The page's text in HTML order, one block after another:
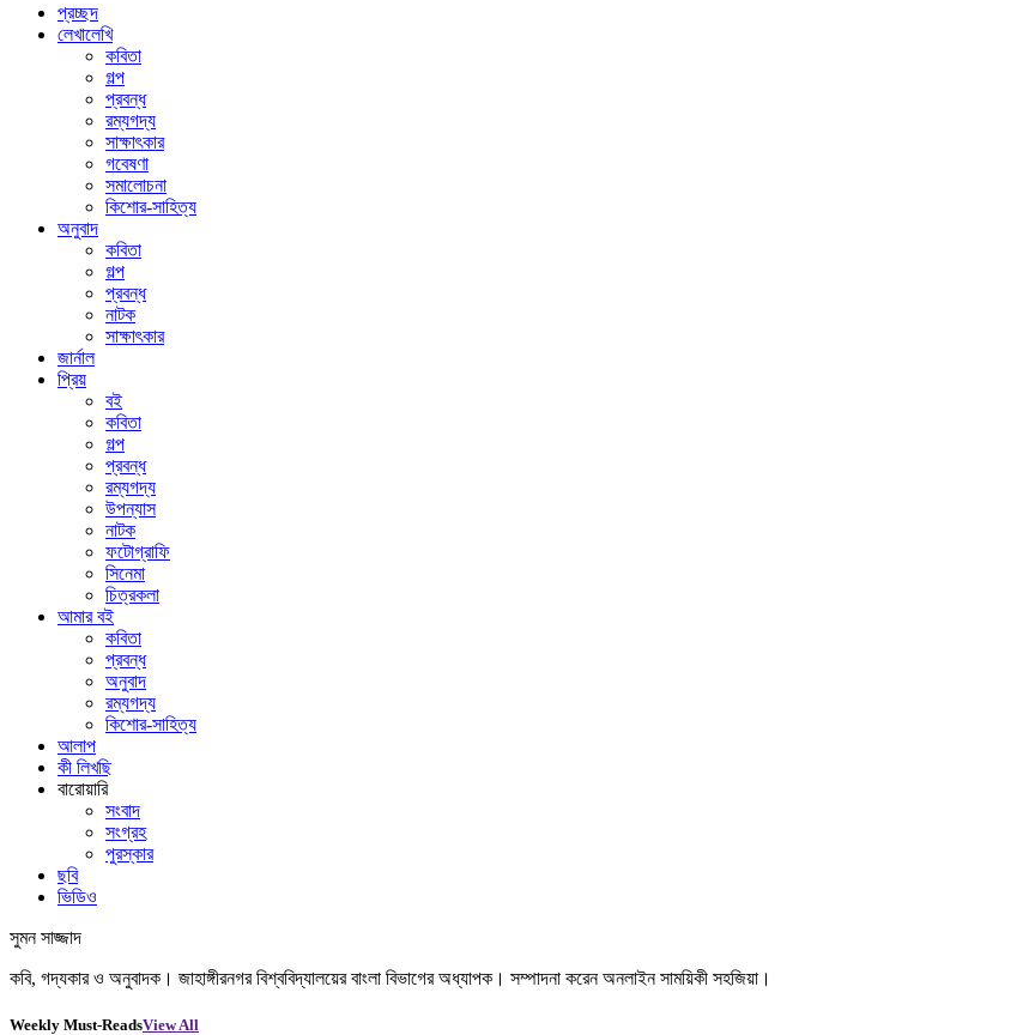
প্রচ্ছদ
লেখালেখি
কবিতা
গল্প
প্রবন্ধ
রম্যগদ্য
সাক্ষাৎকার
গবেষণা
সমালোচনা
কিশোর-সাহিত্য
অনুবাদ
কবিতা
গল্প
প্রবন্ধ
নাটক
সাক্ষাৎকার
জার্নাল
প্রিয়
বই
কবিতা
গল্প
প্রবন্ধ
রম্যগদ্য
উপন্যাস
নাটক
ফটোগ্রাফি
সিনেমা
চিত্রকলা
আমার বই
কবিতা
প্রবন্ধ
অনুবাদ
রম্যগদ্য
কিশোর-সাহিত্য
আলাপ
কী লিখছি
বারোয়ারি
সংবাদ
সংগ্রহ
পুরস্কার
ছবি
ভিডিও
সুমন সাজ্জাদ
কবি, গদ্যকার ও অনুবাদক। জাহাঙ্গীরনগর বিশ্ববিদ্যালয়ের বাংলা বিভাগের অধ্যাপক। সম্পাদনা করেন অনলাইন সাময়িকী সহজিয়া।
Weekly Must-ReadsView All